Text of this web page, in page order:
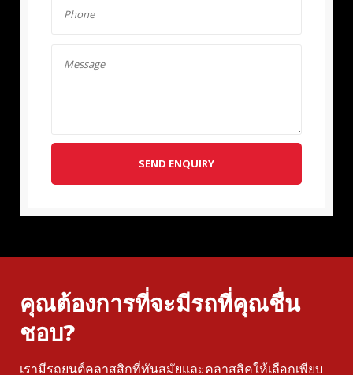
SEND ENQUIRY
คุณต้องการที่จะมีรถที่คุณชื่น
ชอบ?
เรามีรถยนต์คลาสสิกที่ทันสมัยและคลาสสิคให้เลือกเพียบ